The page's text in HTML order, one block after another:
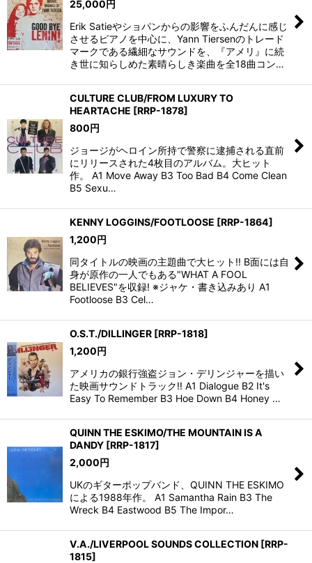
25,000 円
Erik Satieやショパンからの影響をふんだんに感じ
させるピアノを中心に、Yann Tiersenのトレード
マークである繊細なサウンドを、『アメリ』に続
き世に知らしめた素晴らしき楽曲を全18曲コン…
CULTURE CLUB/FROM LUXURY TO
HEARTACHE [RRP-1878]
800円
ジョージがヘロイン所持で警察に逮捕される直前
にリリースされた4枚目のアルバム。大ヒット
作。 A1 Move Away B3 Too Bad B4 Come Clean
B5 Sexu…
KENNY LOGGINS/FOOTLOOSE [RRP-1864]
1,200円
同タイトルの映画の主題曲で大ヒット!! B面には自
身が原作の一人でもある"WHAT A FOOL
BELIEVES"を収録! ※ジャケ・書き込みあり A1
Footloose B3 Cel…
O.S.T./DILLINGER [RRP-1818]
1,200円
アメリカの銀行強盗ジョン・デリンジャーを描い
た映画サウンドトラック!! A1 Dialogue B2 It's
Easy To Remember B3 Hoe Down B4 Honey …
QUINN THE ESKIMO/THE MOUNTAIN IS A
DANDY [RRP-1817]
2,000円
UKのギターポップバンド、QUINN THE ESKIMO
による1988年作。 A1 Samantha Rain B3 The
Wreck B4 Eastwood B5 The Impor…
V.A./LIVERPOOL SOUNDS COLLECTION [RRP-
1815]